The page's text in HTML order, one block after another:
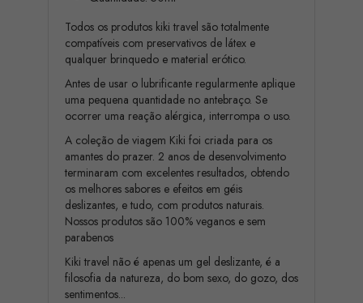
Todos os produtos kiki travel são totalmente
compatíveis com preservativos de látex e
qualquer brinquedo e material erótico.
Antes de usar o lubrificante regularmente aplique
uma pequena quantidade no antebraço. Se
ocorrer uma reação alérgica, interrompa o uso.
A coleção de viagem Kiki foi criada para os
amantes do prazer. 2 anos de desenvolvimento
terminaram com excelentes resultados, obtendo
os melhores sabores e efeitos em géis
deslizantes, e tudo, com produtos naturais.
Nossos produtos são 100% veganos e sem
parabenos
Kiki travel não é apenas um gel deslizante, é a
filosofia da natureza, do bom sexo, do gozo, dos
sentimentos...